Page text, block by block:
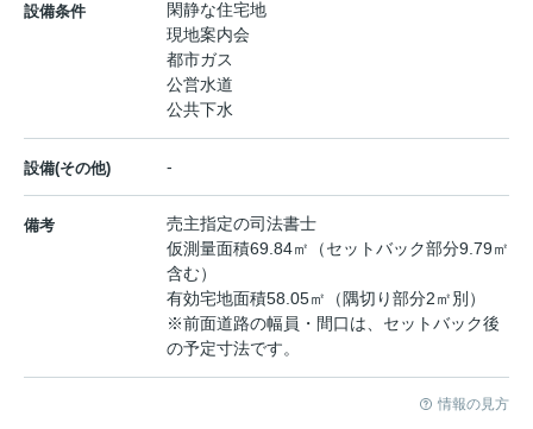
設備条件
閑静な住宅地
現地案内会
都市ガス
公営水道
公共下水
設備(その他) -
備考
売主指定の司法書士
仮測量面積69.84㎡（セットバック部分9.79㎡
含む）
有効宅地面積58.05㎡（隅切り部分2㎡別）
※前面道路の幅員・間口は、セットバック後
の予定寸法です。
情報の見方